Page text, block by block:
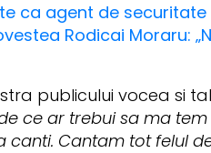
ca agent de
Rodicai Moraru:
publicului vocea si
ce ar trebui sa ma
Cantam tot felul